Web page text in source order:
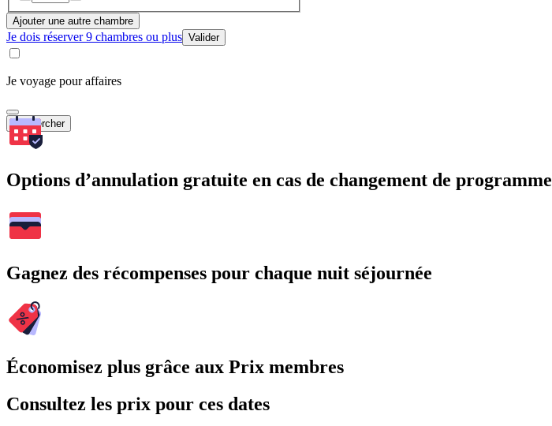
Ajouter une autre chambre
Je dois réserver 9 chambres ou plus Valider
Je voyage pour affaires
Rechercher
Options d’annulation gratuite en cas de changement de programme
Gagnez des récompenses pour chaque nuit séjournée
Économisez plus grâce aux Prix membres
Consultez les prix pour ces dates